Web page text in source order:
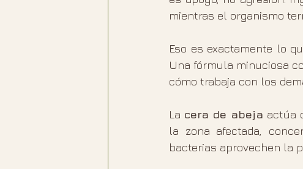
mientras el organismo
Eso es exactamente lo
Una fórmula minuciosa
cómo trabaja con los
La cera de abeja actúa
la zona afectada,
bacterias aprovechen la